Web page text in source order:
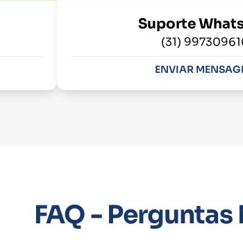
Suporte
(31)
ENVIAR
FAQ -